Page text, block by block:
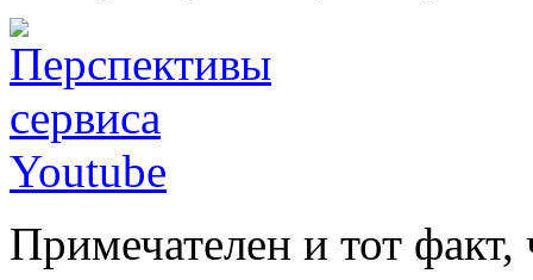
Примечателен и тот факт,